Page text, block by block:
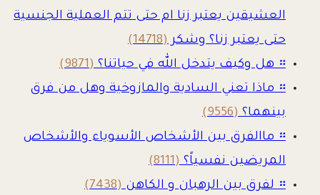
العشيقين يعتبر زنا ام حتى تتم العملية الجنسية
حتى يعتبر زنا؟ وشكر(14718)
። هل وكيف يتدخل الله في حياتنا؟(9871)
። ماذا تعني السادية والمازوخية وهل من فرق
بينهما؟(9556)
። ماالفرق بين الأشخاص الأسوياء والأشخاص
المريضين نفسياً؟(8111)
። لفرق بين الرهبان و الكاهن(7438)